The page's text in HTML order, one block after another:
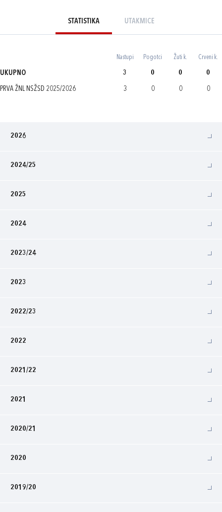
STATISTIKA UTAKMICE
Nastupi Pogotci Žuti k. Crveni k.
UKUPNO 3 0 0 0
PRVA ŽNL NSŽSD 2025/2026 3 0 0 0
2026
2024/25
2025
2024
2023/24
2023
2022/23
2022
2021/22
2021
2020/21
2020
2019/20